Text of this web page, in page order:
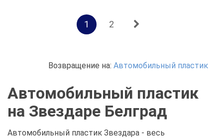
1 2
Возвращение на: Автомобильный пластик
Автомобильный пластик
на Звездаре Белград
Автомобильный пластик Звездара - весь